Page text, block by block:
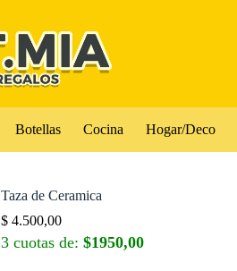
Botellas Cocina Hogar/Deco
Taza de Ceramica
$4.500,00
3 cuotas de: $1950,00